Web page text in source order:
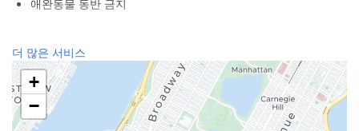
푸드 & 베버리지
일품요리 레스토랑
바
구내 커피숍
더 많은 서비스
+
−